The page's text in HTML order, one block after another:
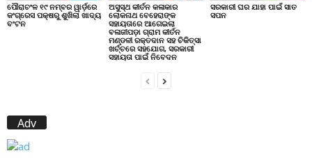
ପୌରାଚଂଳ ୧୯ ନମ୍ବର ୱାର୍ଡ଼ରେ
କଂଗ୍ରେସ ପକ୍ଷରୁ ଶୁଖିଲା ଖାଦ୍ୟ
ବଂଟନ
ଅସୁସ୍ଥ କୀର୍ତନ କଳାକାର
ଲୋକନାଥ ବେହେରାଙ୍କ
ସହାୟତାରେ ଆଗେଇଲା
ବଳାଜୀପଡ଼ା ଗ୍ରାମ କୀର୍ତନ
ମଣ୍ଡଳୀ ରକ୍ତଦାନ ସହ ଚିକିତ୍ସା
ଖର୍ଚ୍ଚରେ ସହଯୋଗ, ସରକାରୀ
ସହାୟତା ପାଇଁ ନିବେଦନ
ସରକାରୀ ଘର ଯାହା ପାଇଁ ସାତ
ସପନ
Adv